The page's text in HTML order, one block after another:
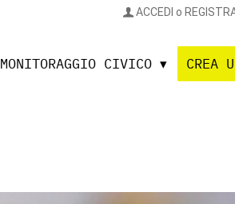
ACCEDI o
MONITORAGGIO CIVICO CREA